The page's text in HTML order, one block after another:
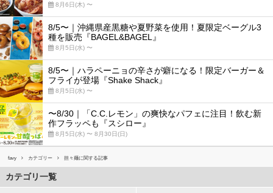
8月6日(木) 〜
8/5〜｜沖縄県産黒糖や夏野菜を使用！夏限定ベーグル3
種を販売『BAGEL&BAGEL』
8月5日(水) 〜
8/5〜｜ハラペーニョの辛さが癖になる！限定バーガー＆
フライが登場『Shake Shack』
8月5日(水) 〜
〜8/30｜「C.C.レモン」の爽快なパフェに注目！飲む新
作フラッペも『スシロー』
8月5日(水) 〜 8月30日(日)
favy カテゴリー 担々麺に関する記事
カテゴリ一覧